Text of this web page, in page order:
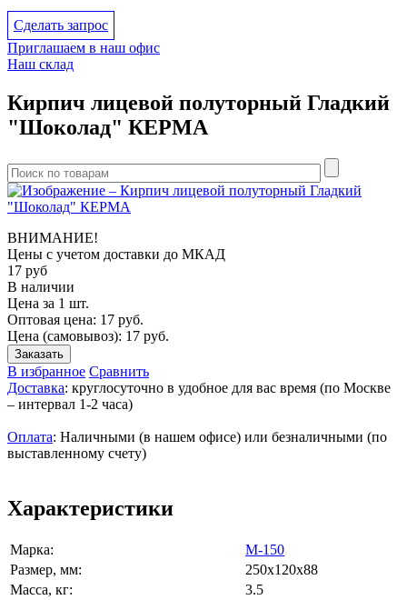
Сделать запрос
Приглашаем в наш офис
Наш склад
Кирпич лицевой полуторный Гладкий
"Шоколад" КЕРМА
ВНИМАНИЕ!
Цены с учетом доcтавки до МКАД
17 руб
В наличии
Цена за 1 шт.
Оптовая цена: 17 руб.
Цена (самовывоз): 17 руб.
Заказать
В избранное Сравнить
Доставка: круглосуточно в удобное для вас время (по Москве
– интервал 1-2 часа)
Оплата: Наличными (в нашем офисе) или безналичными (по
выставленному счету)
Характеристики
Марка:
М-150
Размер, мм:
250x120x88
Масса, кг:
3.5